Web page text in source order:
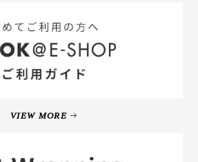
VIEW MORE